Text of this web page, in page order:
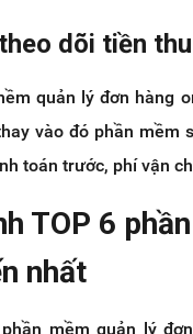
dõi tiền
quản lý đơn hàng
vào đó phần mềm
toán trước, phí vận
TOP 6
nhất
mềm quản lý